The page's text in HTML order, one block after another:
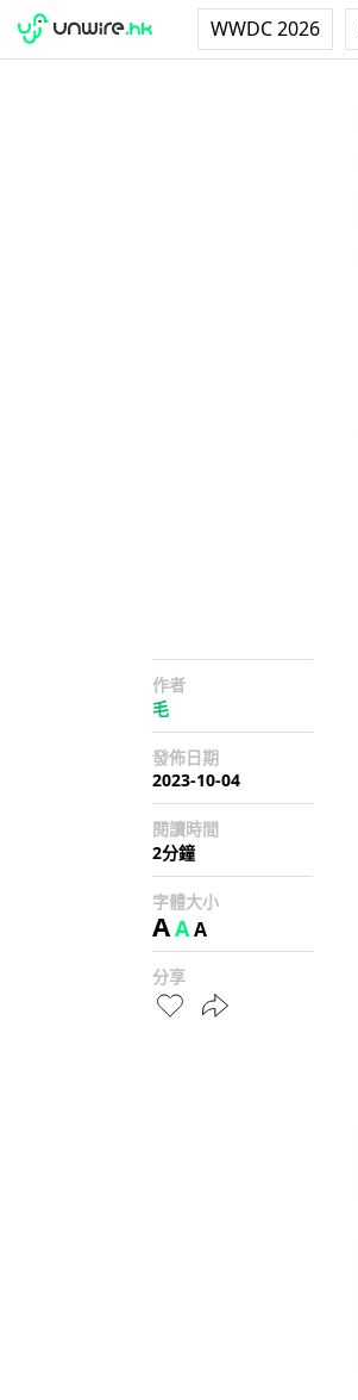
WWDC 2026
作者
毛
發佈日期
2023-10-04
閱讀時間
2分鐘
字體大小
AAA
分享